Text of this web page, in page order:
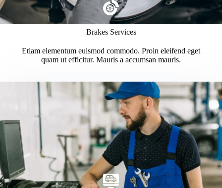
Brakes Services
Etiam elementum euismod commodo. Proin eleifend eget
quam ut efficitur. Mauris a accumsan mauris.